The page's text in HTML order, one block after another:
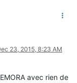
23, 2015, 8:23 AM
avec rien de